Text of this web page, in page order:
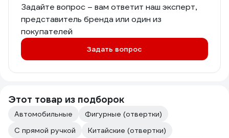
Задайте вопрос – вам ответит наш эксперт,
представитель бренда или один из
покупателей
Задать вопрос
Этот товар из подборок
Автомобильные
Фигурные (отвертки)
С прямой ручкой
Китайские (отвертки)